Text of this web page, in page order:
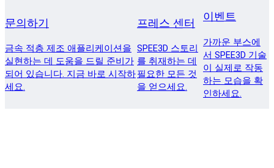
문의하기
금속 적층 제조 애플리케이션을
실현하는 데 도움을 드릴 준비가
되어 있습니다. 지금 바로 시작하
세요.
프레스 센터
SPEE3D 스토리
를 취재하는 데
필요한 모든 것
을 얻으세요.
이벤트
가까운 부스에
서 SPEE3D 기술
이 실제로 작동
하는 모습을 확
인하세요.